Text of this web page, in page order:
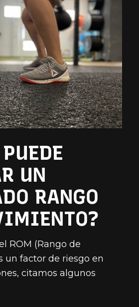
UN
RANGO
ROM (Rango de
un factor de riesgo en
citamos algunos